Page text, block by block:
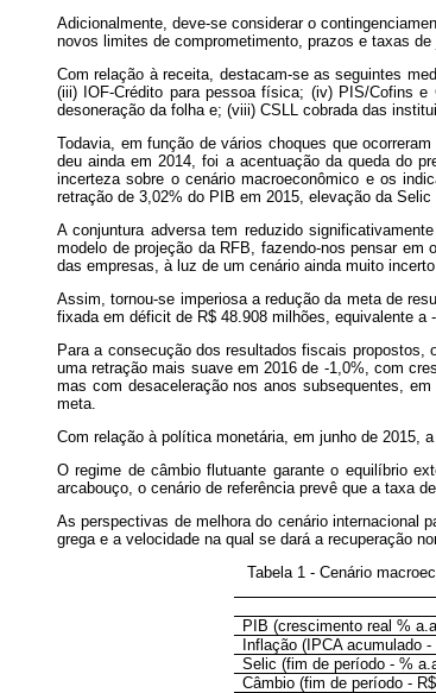
Adicionalmente, deve-se considerar o
novos limites de comprometimento, prazos e taxas
Com relação à receita, destacam-se as seguintes
(iii) IOF-Crédito para pessoa física; (iv) PIS/Cofins
desoneração da folha e; (viii) CSLL cobrada das
Todavia, em função de vários choques que
deu ainda em 2014, foi a acentuação da queda do
incerteza sobre o cenário macroeconômico e os
retração de 3,02% do PIB em 2015, elevação da
A conjuntura adversa tem reduzido
modelo de projeção da RFB, fazendo-nos pensar
das empresas, à luz de um cenário ainda muito
Assim, tornou-se imperiosa a redução da meta de
fixada em déficit de R$ 48.908 milhões, equivalente
Para a consecução dos resultados fiscais propostos,
uma retração mais suave em 2016 de -1,0%, com
mas com desaceleração nos anos subsequentes,
meta.
Com relação à política monetária, em junho de 2015,
O regime de câmbio flutuante garante o equilíbrio
arcabouço, o cenário de referência prevê que a taxa
As perspectivas de melhora do cenário internacional
grega e a velocidade na qual se dará a recuperação
Tabela 1 - Cenário
PIB (crescimento real %
Inflação (IPCA acumulado
Selic (fim de período - %
Câmbio (fim de período -